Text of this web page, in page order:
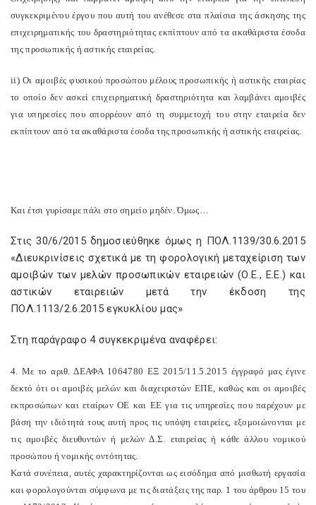
συγκεκριμένου έργου που αυτή του ανέθεσε στα πλαίσια της άσκησης της
επιχειρηματικής του δραστηριότητας εκπίπτουν από τα ακαθάριστα έσοδα
της προσωπικής ή αστικής εταιρείας.
ii) Οι αμοιβές φυσικού προσώπου μέλους προσωπικής ή αστικής εταιρίας
το οποίο δεν ασκεί επιχειρηματική δραστηριότητα και λαμβάνει αμοιβές
για υπηρεσίες που απορρέουν από τη συμμετοχή του στην εταιρεία δεν
εκπίπτουν από τα ακαθάριστα έσοδα της προσωπικής ή αστικής εταιρείας.
Και έτσι γυρίσαμε πάλι στο σημείο μηδέν. Όμως…
Στις 30/6/2015 δημοσιεύθηκε όμως η ΠΟΛ.1139/30.6.2015
«Διευκρινίσεις σχετικά με τη φορολογική μεταχείριση των
αμοιβών των μελών προσωπικών εταιρειών (Ο.Ε., Ε.Ε.) και
αστικών εταιρειών μετά την έκδοση της
ΠΟΛ.1113/2.6.2015 εγκυκλίου μας»
Στη παράγραφο 4 συγκεκριμένα αναφέρει:
4. Με το αριθ. ΔΕΑΦΑ 1064780 ΕΞ 2015/11.5.2015 έγγραφό μας έγινε
δεκτό ότι οι αμοιβές μελών και διαχειριστών ΕΠΕ, καθώς και οι αμοιβές
εκπροσώπων και εταίρων ΟΕ και ΕΕ για τις υπηρεσίες που παρέχουν με
βάση την ιδιότητά τους αυτή προς τις υπόψη εταιρείες, εξομοιώνονται με
τις αμοιβές διευθυντών ή μελών Δ.Σ. εταιρείας ή κάθε άλλου νομικού
προσώπου ή νομικής οντότητας.
Κατά συνέπεια, αυτές χαρακτηρίζονται ως εισόδημα από μισθωτή εργασία
και φορολογούνται σύμφωνα με τις διατάξεις της παρ. 1 του άρθρου 15 του